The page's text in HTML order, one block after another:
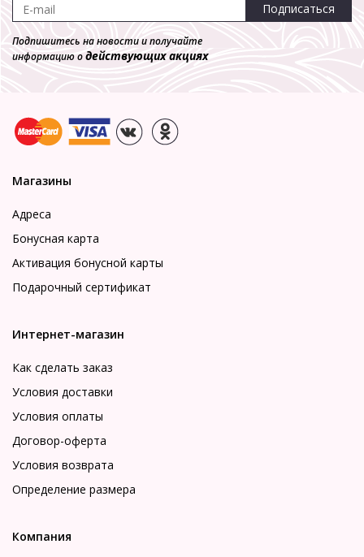
Подписаться
Подпишитесь на новости и получайте
информацию одействующих акциях
Магазины
Адреса
Бонусная карта
Активация бонусной карты
Подарочный сертификат
Интернет-магазин
Как сделать заказ
Условия доставки
Условия оплаты
Договор-оферта
Условия возврата
Определение размера
Компания